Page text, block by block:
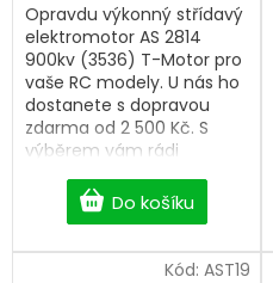
Do košíku
Opravdu výkonný střídavý
elektromotor AS 2814
900kv (3536) T-Motor pro
vaše RC modely. U nás ho
dostanete s dopravou
zdarma od 2 500 Kč. S
výběrem vám rádi
Kód: AST19